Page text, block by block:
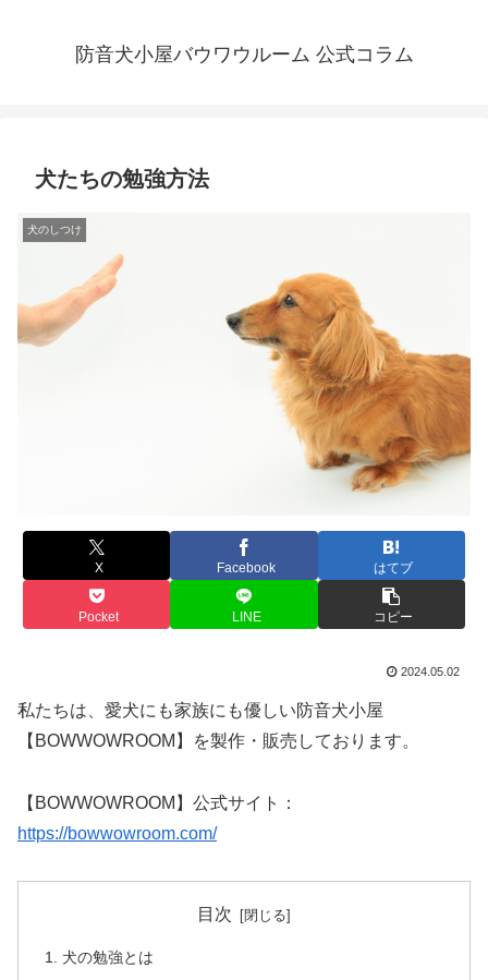
防音犬小屋バウワウルーム 公式コラム
犬たちの勉強方法
犬のしつけ
X Facebook はてブ
Pocket LINE コピー
2024.05.02
私たちは、愛犬にも家族にも優しい防音犬小屋
【BOWWOWROOM】を製作・販売しております。
【BOWWOWROOM】公式サイト：
https://bowwowroom.com/
目次
犬の勉強とは